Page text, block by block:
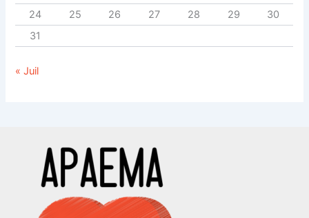
24
25 26 27 28 29
30
31
« Juil